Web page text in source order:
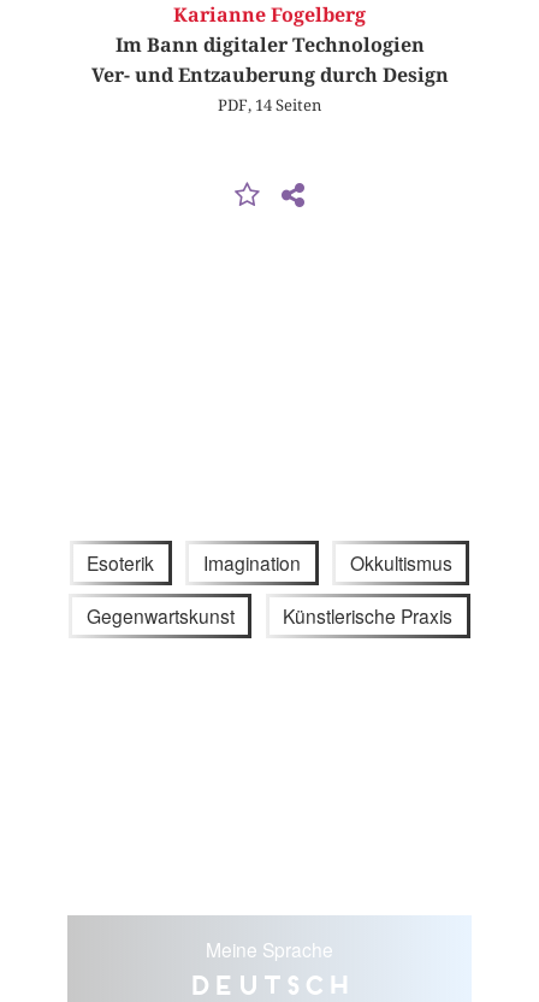
Karianne Fogelberg
Im Bann digitaler Technologien
Ver- und Entzauberung durch Design
PDF, 14 Seiten
Esoterik Imagination Okkultismus
Gegenwartskunst Künstlerische Praxis
Meine Sprache
Deutsch